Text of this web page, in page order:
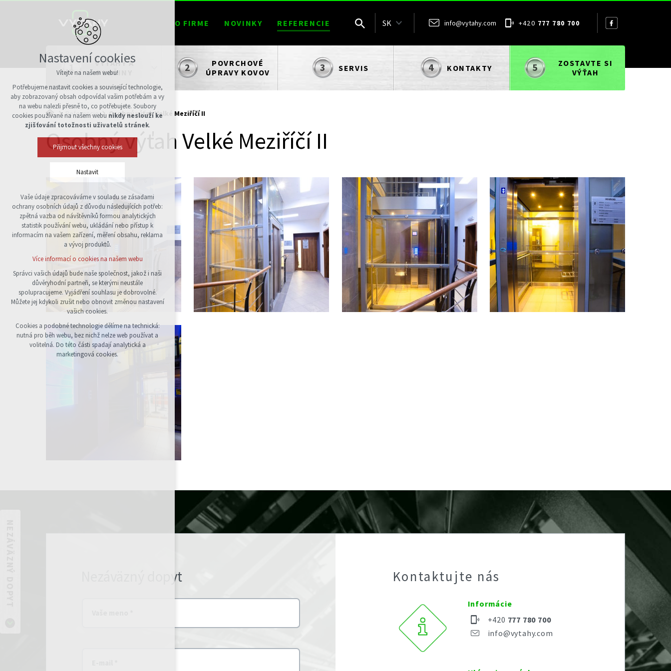
O FIRME NOVINKY REFERENCIE SK info@vytahy.com +420 777 780 700
VÝŤAHY A
PLOŠINY
POVRCHOVÉ
ÚPRAVY KOVOV
SERVIS KONTAKTY
ZOSTAVTE SI
VÝŤAH
Referencie Osobný výťah Velké Meziříčí II
Osobný výťah Velké Meziříčí II
Nezáväzný dopyt Kontaktujte nás
Informácie
info@vytahy.com
+420 777 780 700
Nastavení cookies
Vítejte na našem webu!
Potřebujeme nastavit cookies a související technologie,
aby zobrazovaný obsah odpovídal vašim potřebám a vy
na webu nalezli přesně to, co potřebujete. Soubory
cookies používané na našem webu nikdy neslouží ke
zjišťování totožnosti uživatelů stránek.
Přijmout všechny cookies
Nastavit
Technická cookies
nutná pro provozování webu
udržení kontextu stránek (session): případná
přihlášení, volby jazyka, apod.
analytická pro anonymizované vyhodnocení
návštěvnosti
marketingová cookies (Google)
Více informací o cookies na našem webu
Přijmout všechny cookies
Odmítnout vše
Vaše údaje zpracováváme v souladu se zásadami
ochrany osobních údajů z důvodu následujících potřeb:
zpětná vazba od návštěvníků formou analytických
statistik používání webu, ukládání nebo přístup k
informacím na vašem zařízení, měření obsahu, reklama
a vývoj produktů.
Více informací o cookies na našem webu
Správci vašich údajů bude naše společnost, jakož i naši
důvěryhodní partneři, se kterými neustále
spolupracujeme. Vyjádření souhlasu je dobrovolné.
Můžete jej kdykoli zrušit nebo obnovit změnou nastavení
vašich cookies.
Cookies a podobné technologie dělíme na technická:
nutná pro běh webu, bez nichž nelze web používat a
volitelná. Do této části spadají analytická a
marketingová cookies.